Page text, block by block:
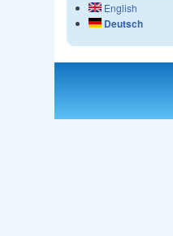
English
Deutsch